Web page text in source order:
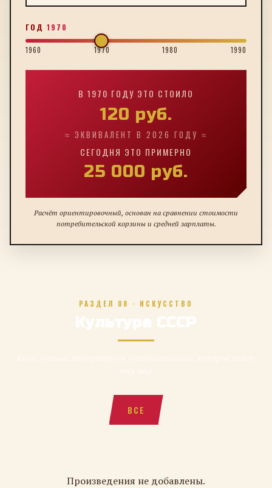
ГОД 1970
1960 1970 1980 1990
В 1970 ГОДУ ЭТО СТОИЛО
120 руб.
≈ ЭКВИВАЛЕНТ В 2026 ГОДУ ≈
СЕГОДНЯ ЭТО ПРИМЕРНО
25 000 руб.
Расчёт ориентировочный, основан на сравнении стоимости
потребительской корзины и средней зарплаты.
РАЗДЕЛ 08 · ИСКУССТВО
Культура СССР
ВСЕ
Произведения не добавлены.